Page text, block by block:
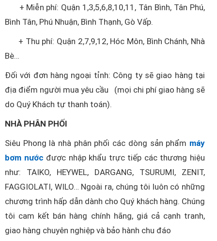
+ Miễn phí: Quận 1,3,5,6,8,10,11, Tân Bình, Tân Phú,
Bình Tân, Phú Nhuận, Bình Thạnh, Gò Vấp.
+ Thu phí: Quận 2,7,9,12, Hóc Môn, Bình Chánh, Nhà
Bè…
Đối với đơn hàng ngoại tỉnh: Công ty sẽ giao hàng tại
địa điểm người mua yêu cầu (mọi chi phí giao hàng sẽ
do Quý Khách tự thanh toán).
NHÀ PHÂN PHỐI
Siêu Phong là nhà phân phối các dòng sản phẩm máy
bơm nước được nhập khẩu trực tiếp các thương hiệu
như: TAIKO, HEYWEL, DARGANG, TSURUMI, ZENIT,
FAGGIOLATI, WILO… Ngoài ra, chúng tôi luôn có những
chương trình hấp dẫn dành cho Quý khách hàng. Chúng
tôi cam kết bán hàng chính hãng, giá cả cạnh tranh,
giao hàng chuyên nghiệp và bảo hành chu đáo